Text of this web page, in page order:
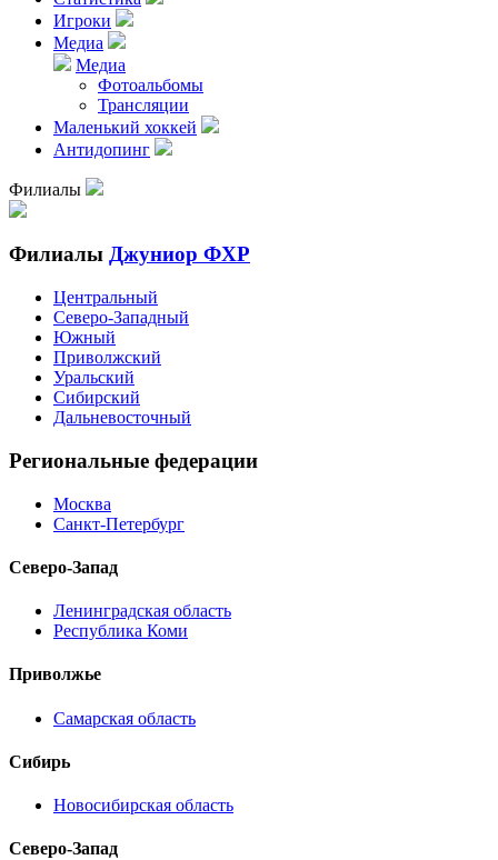
Игроки
Медиа
Медиа
Фотоальбомы
Трансляции
Маленький хоккей
Антидопинг
Филиалы
Филиалы Джуниор ФХР
Центральный
Северо-Западный
Южный
Приволжский
Уральский
Сибирский
Дальневосточный
Региональные федерации
Москва
Санкт-Петербург
Северо-Запад
Ленинградская область
Республика Коми
Приволжье
Самарская область
Сибирь
Новосибирская область
Северо-Запад